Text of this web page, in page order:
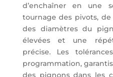
d’enchaîner en une
tournage des pivots, de
des diamètres du
élevées et une
précise. Les
programmation,
des pignons dans les